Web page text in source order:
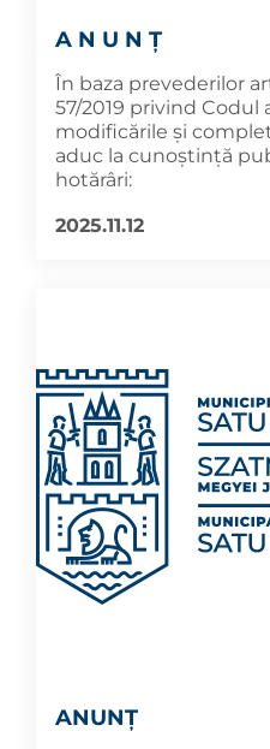
A N U N Ţ
În baza prevederilor
57/2019 privind
modificările și
aduc la cunoştinţă
hotărâri:
2025.11.12
ANUNȚ